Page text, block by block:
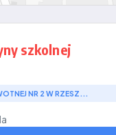
szkolnej
NR 2 W RZESZ...